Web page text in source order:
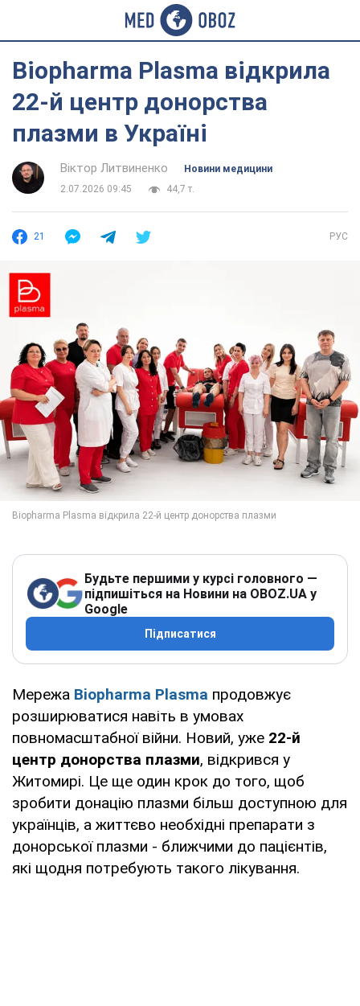
Biopharma Plasma відкрила
22-й центр донорства
плазми в Україні
Віктор Литвиненко
Новини медицини
2.07.2026 09:45
44,7 т.
21 РУС
Будьте першими у курсі головного —
підпишіться на Новини на OBOZ.UA у
Google
Підписатися
Мережа Biopharma Plasma продовжує
розширюватися навіть в умовах
повномасштабної війни. Новий, уже 22-й
центр донорства плазми, відкрився у
Житомирі. Це ще один крок до того, щоб
зробити донацію плазми більш доступною для
українців, а життєво необхідні препарати з
донорської плазми - ближчими до пацієнтів,
які щодня потребують такого лікування.